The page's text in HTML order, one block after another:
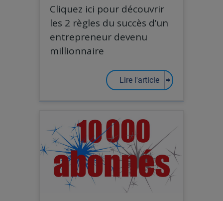
Cliquez ici pour découvrir
les 2 règles du succès d’un
entrepreneur devenu
millionnaire
Lire l'article